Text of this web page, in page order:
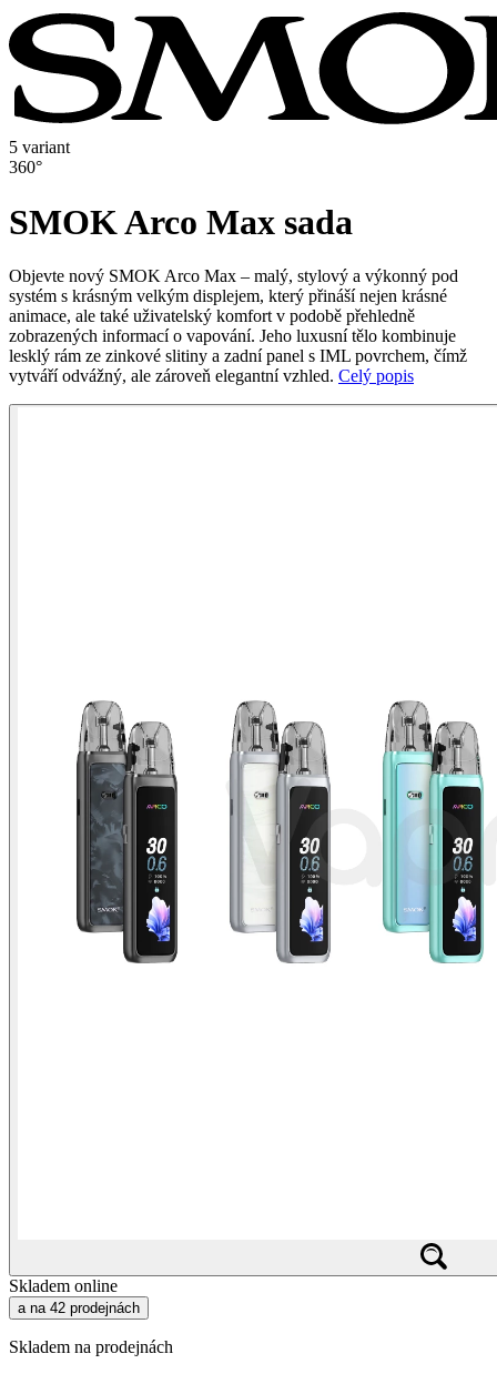
5 variant
360°
SMOK Arco Max sada
Objevte nový SMOK Arco Max – malý, stylový a výkonný pod
systém s krásným velkým displejem, který přináší nejen krásné
animace, ale také uživatelský komfort v podobě přehledně
zobrazených informací o vapování. Jeho luxusní tělo kombinuje
lesklý rám ze zinkové slitiny a zadní panel s IML povrchem, čímž
vytváří odvážný, ale zároveň elegantní vzhled. Celý popis
Skladem online
a na 42 prodejnách
Skladem na prodejnách